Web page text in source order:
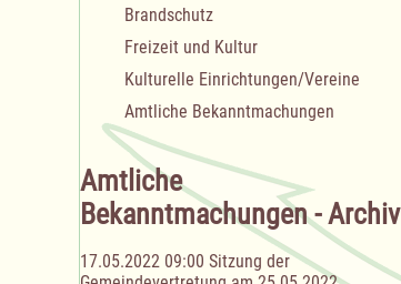
Brandschutz
Freizeit und Kultur
Kulturelle Einrichtungen/Vereine
Amtliche Bekanntmachungen
Amtliche
Bekanntmachungen - Archiv
17.05.2022 09:00 Sitzung der